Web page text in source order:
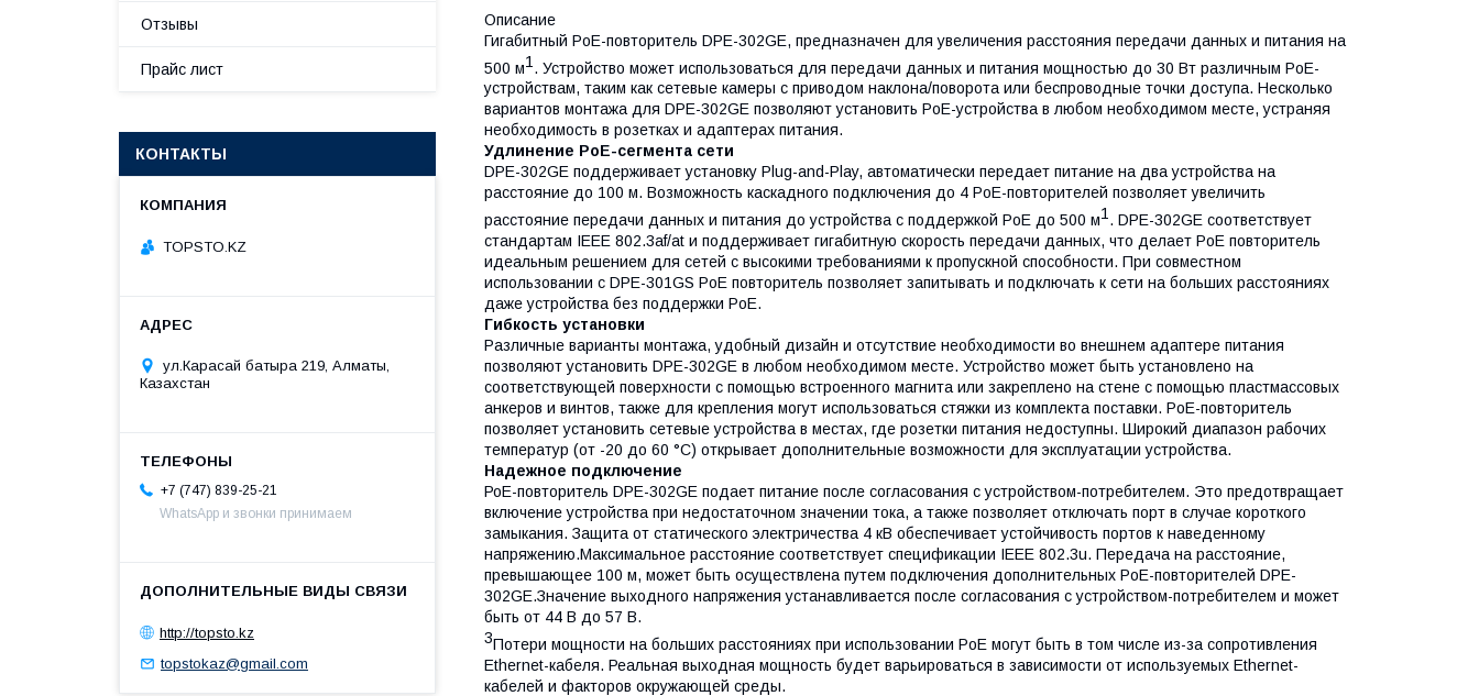
Описание
Гигабитный PoE-повторитель DPE-302GE, предназначен для увеличения расстояния передачи данных и питания на
500 м1 . Устройство может использоваться для передачи данных и питания мощностью до 30 Вт различным PoE-
устройствам, таким как сетевые камеры с приводом наклона/поворота или беспроводные точки доступа. Несколько
вариантов монтажа для DPE-302GE позволяют установить PoE-устройства в любом необходимом месте, устраняя
необходимость в розетках и адаптерах питания.
Удлинение PoE-сегмента сети
DPE-302GE поддерживает установку Plug-and-Play, автоматически передает питание на два устройства на
расстояние до 100 м. Возможность каскадного подключения до 4 PoE-повторителей позволяет увеличить
расстояние передачи данных и питания до устройства с поддержкой PoE до 500 м1. DPE-302GE соответствует
стандартам IEEE 802.3af/at и поддерживает гигабитную скорость передачи данных, что делает PoE повторитель
идеальным решением для сетей с высокими требованиями к пропускной способности. При совместном
использовании с DPE-301GS PoE повторитель позволяет запитывать и подключать к сети на больших расстояниях
даже устройства без поддержки PoE.
Гибкость установки
Различные варианты монтажа, удобный дизайн и отсутствие необходимости во внешнем адаптере питания
позволяют установить DPE-302GE в любом необходимом месте. Устройство может быть установлено на
соответствующей поверхности с помощью встроенного магнита или закреплено на стене с помощью пластмассовых
анкеров и винтов, также для крепления могут использоваться стяжки из комплекта поставки. PoE-повторитель
позволяет установить сетевые устройства в местах, где розетки питания недоступны. Широкий диапазон рабочих
температур (от -20 до 60 °С) открывает дополнительные возможности для эксплуатации устройства.
Надежное подключение
РоЕ-повторитель DPE-302GE подает питание после согласования с устройством-потребителем. Это предотвращает
включение устройства при недостаточном значении тока, а также позволяет отключать порт в случае короткого
замыкания. Защита от статического электричества 4 кВ обеспечивает устойчивость портов к наведенному
напряжению.Максимальное расстояние соответствует спецификации IEEE 802.3u. Передача на расстояние,
превышающее 100 м, может быть осуществлена путем подключения дополнительных PoE-повторителей DPE-
302GE.Значение выходного напряжения устанавливается после согласования с устройством-потребителем и может
быть от 44 В до 57 В.
3Потери мощности на больших расстояниях при использовании PoE могут быть в том числе из-за сопротивления
Ethernet-кабеля. Реальная выходная мощность будет варьироваться в зависимости от используемых Ethernet-
кабелей и факторов окружающей среды.
Отзывы
Прайс лист
КОНТАКТЫ
TOPSTO.KZ
ул.Карасай батыра 219, Алматы,
Казахстан
+7 (747) 839-25-21
WhatsApp и звонки принимаем
http://topsto.kz
topstokaz@gmail.com